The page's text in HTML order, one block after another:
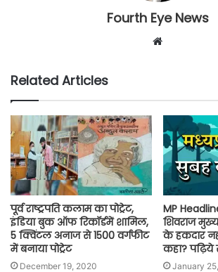
Fourth Eye News
Website
Related Articles
पूर्व राष्ट्रपति कलाम का पोट्रेट,
इंडिया बुक ऑफ रिकॉर्डमें शामिल,
5 क्विंटल अनाज से 1500 वर्गफीट
में बनाया पोट्रेट
December 19, 2020
MP
शिवराज
के हकदार
कहा? पढ़िये
January